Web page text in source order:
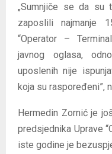
„Sumnjiče se da su
zaposlili najmanje
“Operator –
javnog oglasa,
uposlenih nije
koja su raspoređeni”,
Hermedin Zornić je
predsjednika Uprave
iste godine je